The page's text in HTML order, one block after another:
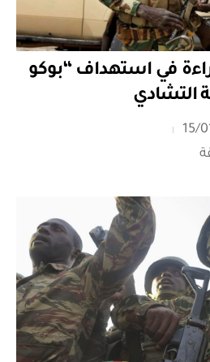
في استهداف “بوكو
التشادي